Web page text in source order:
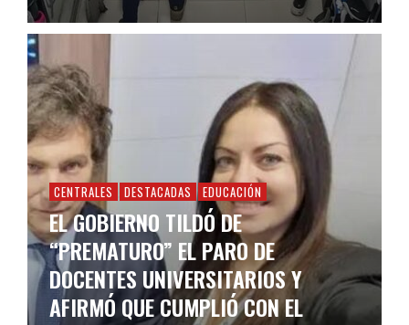
CENTRALES DESTACADAS EDUCACIÓN
EL GOBIERNO TILDÓ DE
“PREMATURO” EL PARO DE
DOCENTES UNIVERSITARIOS Y
AFIRMÓ QUE CUMPLIÓ CON EL